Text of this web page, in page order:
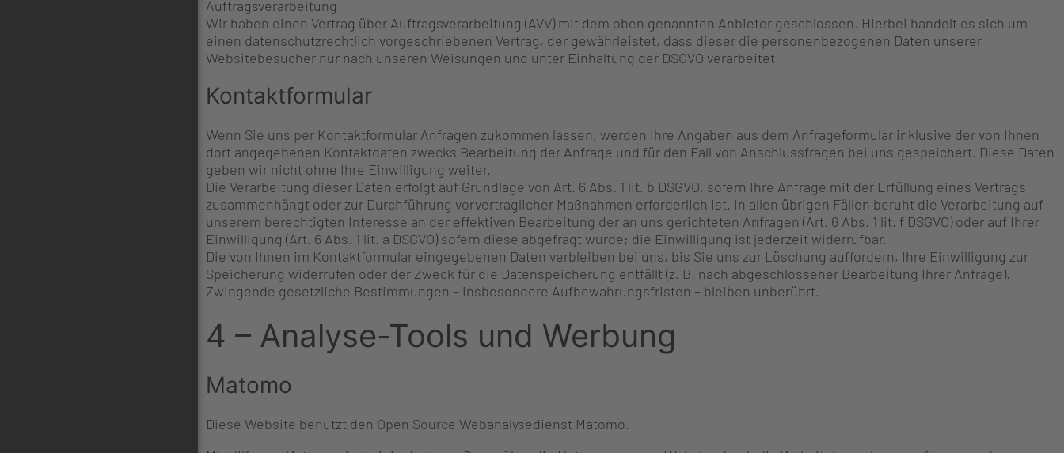
Auftragsverarbeitung
Wir haben einen Vertrag über Auftragsverarbeitung (AVV) mit dem oben genannten Anbieter geschlossen. Hierbei handelt es sich um
einen datenschutzrechtlich vorgeschriebenen Vertrag, der gewährleistet, dass dieser die personenbezogenen Daten unserer
Websitebesucher nur nach unseren Weisungen und unter Einhaltung der DSGVO verarbeitet.
Kontaktformular
Wenn Sie uns per Kontaktformular Anfragen zukommen lassen, werden Ihre Angaben aus dem Anfrageformular inklusive der von Ihnen
dort angegebenen Kontaktdaten zwecks Bearbeitung der Anfrage und für den Fall von Anschlussfragen bei uns gespeichert. Diese Daten
geben wir nicht ohne Ihre Einwilligung weiter.
Die Verarbeitung dieser Daten erfolgt auf Grundlage von Art. 6 Abs. 1 lit. b DSGVO, sofern Ihre Anfrage mit der Erfüllung eines Vertrags
zusammenhängt oder zur Durchführung vorvertraglicher Maßnahmen erforderlich ist. In allen übrigen Fällen beruht die Verarbeitung auf
unserem berechtigten Interesse an der effektiven Bearbeitung der an uns gerichteten Anfragen (Art. 6 Abs. 1 lit. f DSGVO) oder auf Ihrer
Einwilligung (Art. 6 Abs. 1 lit. a DSGVO) sofern diese abgefragt wurde; die Einwilligung ist jederzeit widerrufbar.
Die von Ihnen im Kontaktformular eingegebenen Daten verbleiben bei uns, bis Sie uns zur Löschung auffordern, Ihre Einwilligung zur
Speicherung widerrufen oder der Zweck für die Datenspeicherung entfällt (z. B. nach abgeschlossener Bearbeitung Ihrer Anfrage).
Zwingende gesetzliche Bestimmungen – insbesondere Aufbewahrungsfristen – bleiben unberührt.
4 – Analyse-Tools und Werbung
Matomo
Diese Website benutzt den Open Source Webanalysedienst Matomo.